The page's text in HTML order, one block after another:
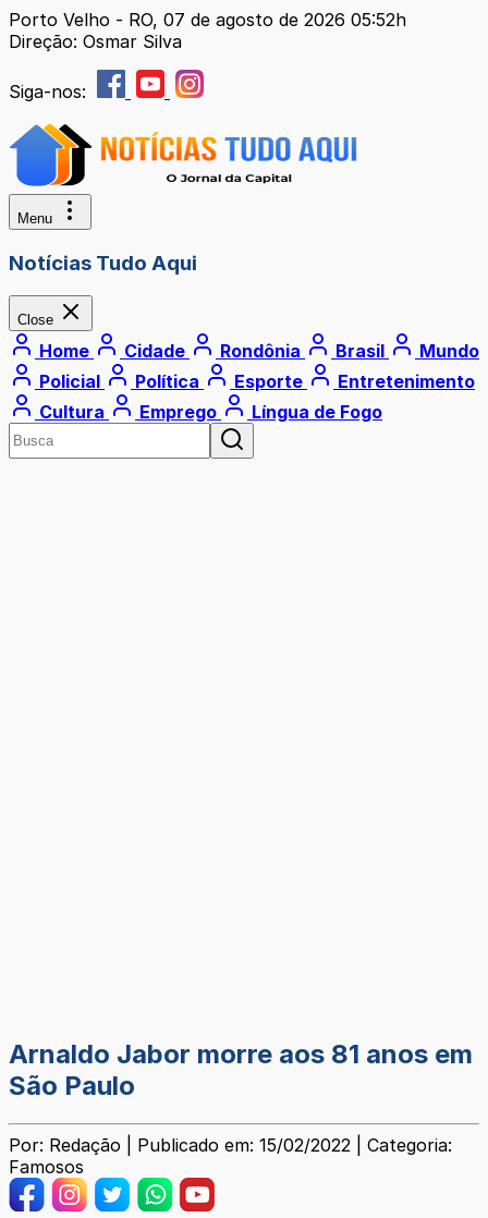
Porto Velho - RO, 07 de agosto de 2026 05:52h
Direção: Osmar Silva
Siga-nos:
Menu
Notícias Tudo Aqui
Close
Home Cidade Rondônia Brasil
Mundo
Policial
Política Esporte
Entretenimento
Cultura
Emprego Língua de Fogo
Arnaldo Jabor morre aos 81 anos em
São Paulo
Por: Redação | Publicado em: 15/02/2022 | Categoria:
Famosos